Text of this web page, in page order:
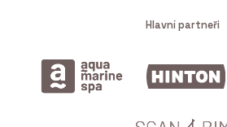
Hlavní partneři